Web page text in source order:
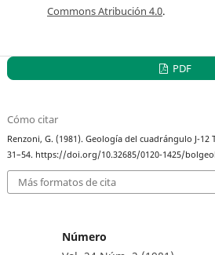
Commons Atribución 4.0.
PDF
Cómo citar
Renzoni, G. (1981). Geología del cuadrángulo J-12
31–54. https://doi.org/10.32685/0120-1425/
Más formatos de cita
Número